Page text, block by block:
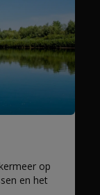
op
en het